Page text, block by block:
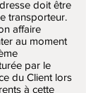
doit être
transporteur.
affaire
au moment
par le
du Client lors
à cette